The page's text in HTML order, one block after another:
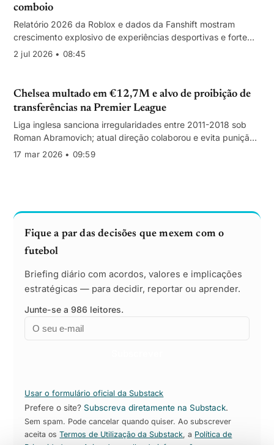
comboio
Relatório 2026 da Roblox e dados da Fanshift mostram
crescimento explosivo de experiências desportivas e forte
conversão para audiências, merchandising e patrocínio —
2 jul 2026 • 08:45
Chelsea multado em €12,7M e alvo de proibição de
transferências na Premier League
Liga inglesa sanciona irregularidades entre 2011-2018 sob
Roman Abramovich; atual direção colaborou e evita punição
imediata à equipa principal
17 mar 2026 • 09:59
Fique a par das decisões que mexem com o
futebol
Briefing diário com acordos, valores e implicações
estratégicas — para decidir, reportar ou aprender.
Junte-se a 986 leitores.
Email
Empresa
Usar o formulário oficial da Substack
Prefere o site?Subscreva diretamente na Substack.
Sem spam. Pode cancelar quando quiser. Ao subscrever
aceita osTermos de Utilização da Substack, a Política de